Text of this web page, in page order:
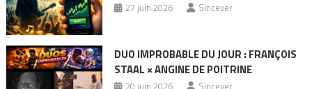
27 juin 2026 Sincever
DUO IMPROBABLE DU JOUR : FRANÇOIS
STAAL × ANGINE DE POITRINE
20 juin 2026 Sincever